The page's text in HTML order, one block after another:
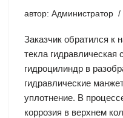
автор: Администратор
Заказчик обратился к
текла
гидроцилиндр в
гидравлические
уплотнение. В
коррозия в верхнем